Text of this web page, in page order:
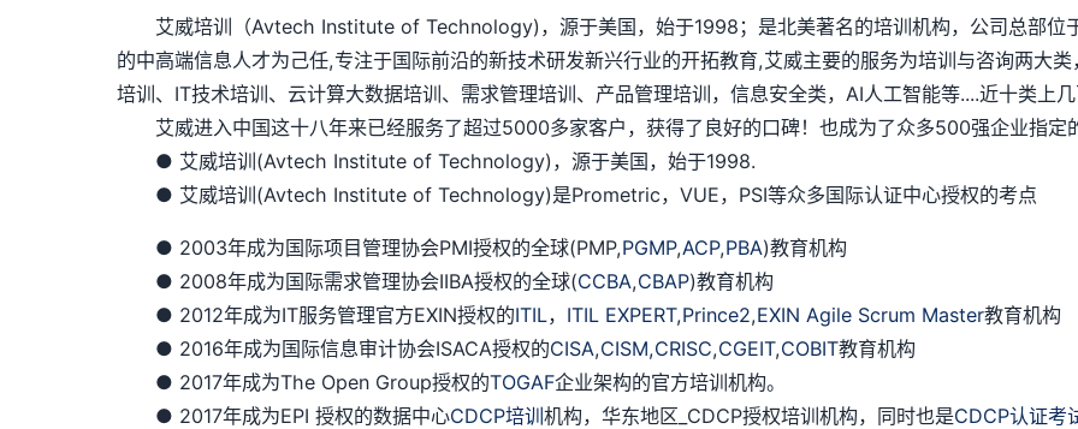
艾威培训（Avtech Institute of Technology)，源于美国，始于1998；是北美著名的培训机构，公司总部位
的中高端信息人才为己任,专注于国际前沿的新技术研发新兴行业的开拓教育,艾威主要的服务为培训与咨询两大
培训、IT技术培训、云计算大数据培训、需求管理培训、产品管理培训，信息安全类，AI人工智能等....近十类上
艾威进入中国这十八年来已经服务了超过5000多家客户，获得了良好的口碑！也成为了众多500强企业指定
● 艾威培训(Avtech Institute of Technology)，源于美国，始于1998.
● 艾威培训(Avtech Institute of Technology)是Prometric，VUE，PSI等众多国际认证中心授权的考点
● 2003年成为国际项目管理协会PMI授权的全球(PMP,PGMP,ACP,PBA)教育机构
● 2008年成为国际需求管理协会IIBA授权的全球(CCBA,CBAP)教育机构
● 2012年成为IT服务管理官方EXIN授权的ITIL， ITIL EXPERT,Prince2,EXIN Agile Scrum Master教育机构
● 2016年成为国际信息审计协会ISACA授权的CISA,CISM,CRISC,CGEIT,COBIT教育机构
● 2017年成为The Open Group授权的TOGAF企业架构的官方培训机构。
● 2017年成为EPI 授权的数据中心CDCP培训机构，华东地区_CDCP授权培训机构，同时也是CDCP认证考